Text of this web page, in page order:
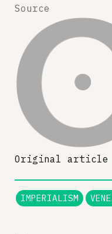
Source
Original article
IMPERIALISM